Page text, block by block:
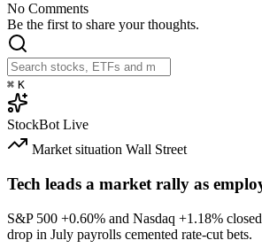
No Comments
Be the first to share your thoughts.
⌘ K
StockBot Live
Market situation Wall Street
Tech leads a market rally as
S&P 500 +0.60% and Nasdaq +1.18%
drop in July payrolls cemented rate-cut bets.